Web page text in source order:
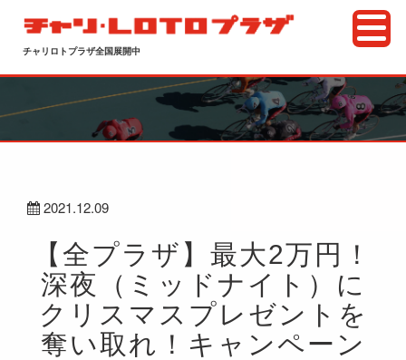
チャリロトプラザ全国展開中
2021.12.09
【全プラザ】最大2万円！
深夜（ミッドナイト）に
クリスマスプレゼントを
奪い取れ！キャンペーン